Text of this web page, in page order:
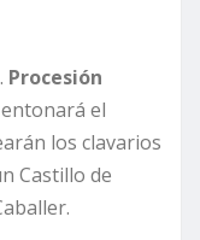
Procesión
el
los clavarios
Castillo de